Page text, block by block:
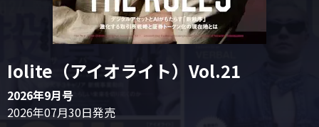
Iolite（アイオライト）Vol.21
2026年9月号
2026年07月30日発売